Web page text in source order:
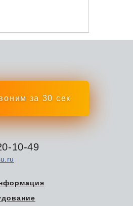
за 30 сек
10-49